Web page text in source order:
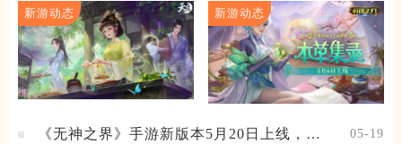
新游动态 新游动态
《无神之界》手游新版本5月20日上线，女
05-19